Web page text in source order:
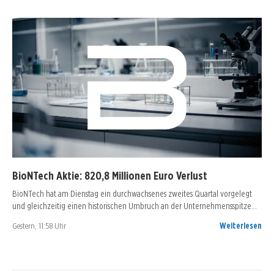
BioNTech Aktie: 820,8 Millionen Euro Verlust
BioNTech hat am Dienstag ein durchwachsenes zweites Quartal vorgelegt
und gleichzeitig einen historischen Umbruch an der Unternehmensspitze…
Gestern, 11:58 Uhr Weiterlesen